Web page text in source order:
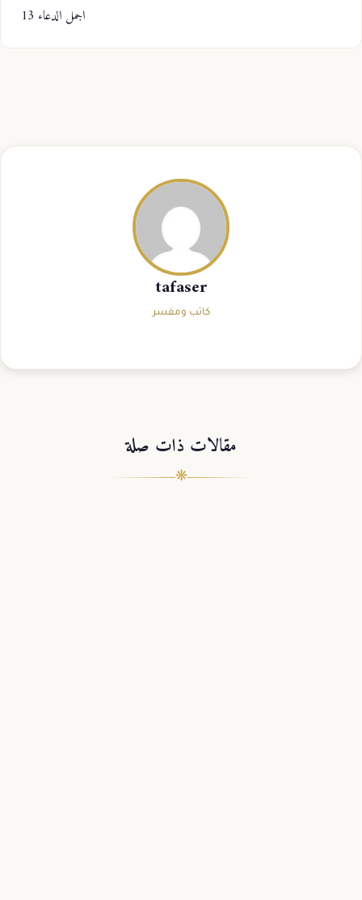
اجمل الدعاء 13
tafaser
كاتب ومفسر
مقالات ذات صلة
❋